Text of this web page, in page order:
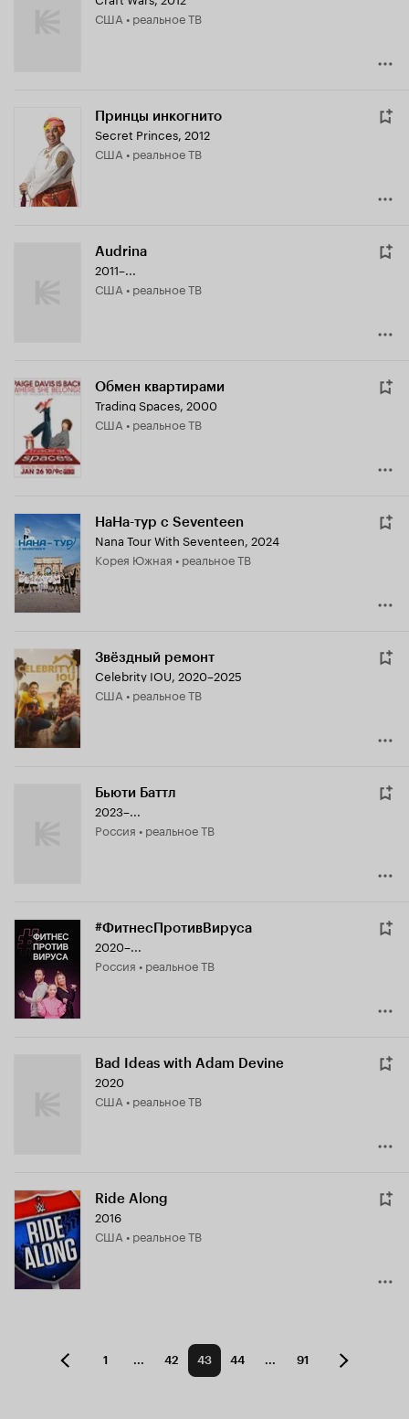
США • реальное ТВ
Принцы инкогнито
Secret Princes, 2012
США • реальное ТВ
Audrina
2011–...
США • реальное ТВ
Обмен квартирами
Trading Spaces, 2000
США • реальное ТВ
НаНа-тур с Seventeen
Nana Tour With Seventeen, 2024
Корея Южная • реальное ТВ
Звёздный ремонт
Celebrity IOU, 2020–2025
США • реальное ТВ
Бьюти Баттл
2023–...
Россия • реальное ТВ
#ФитнесПротивВируса
2020–...
Россия • реальное ТВ
Bad Ideas with Adam Devine
2020
США • реальное ТВ
Ride Along
2016
США • реальное ТВ
1 ... 42 43 44 ... 91